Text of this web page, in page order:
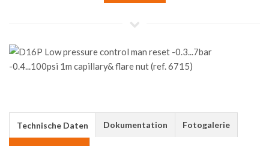
Technische Daten Dokumentation Fotogalerie